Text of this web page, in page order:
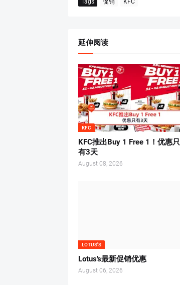
Tags 促销 KFC
延伸阅读
KFC
KFC推出Buy 1 Free 1！优惠只
有3天
August 08, 2026
LOTUS'S
Lotus's最新促销优惠
August 06, 2026